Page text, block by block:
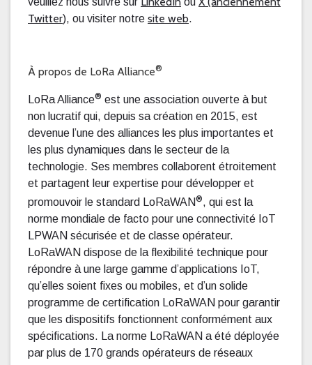
Twitter), ou visiter notre site web.
À propos de LoRa Alliance®
LoRa Alliance® est une association ouverte à but
non lucratif qui, depuis sa création en 2015, est
devenue l’une des alliances les plus importantes et
les plus dynamiques dans le secteur de la
technologie. Ses membres collaborent étroitement
et partagent leur expertise pour développer et
promouvoir le standard LoRaWAN®, qui est la
norme mondiale de facto pour une connectivité IoT
LPWAN sécurisée et de classe opérateur.
LoRaWAN dispose de la flexibilité technique pour
répondre à une large gamme d’applications IoT,
qu’elles soient fixes ou mobiles, et d’un solide
programme de certification LoRaWAN pour garantir
que les dispositifs fonctionnent conformément aux
spécifications. La norme LoRaWAN a été déployée
par plus de 170 grands opérateurs de réseaux